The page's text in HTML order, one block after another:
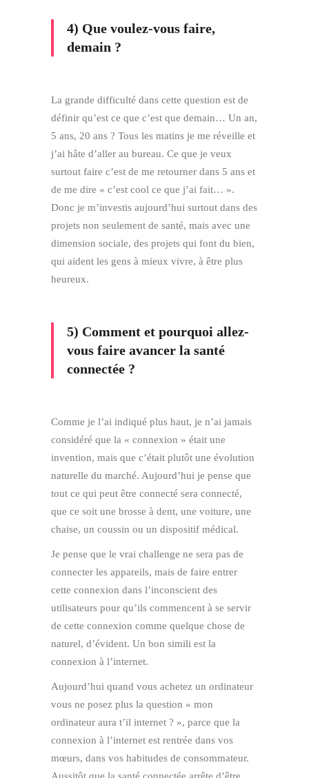
4) Que voulez-vous faire,
demain ?
La grande difficulté dans cette question est de
définir qu’est ce que c’est que demain… Un an,
5 ans, 20 ans ? Tous les matins je me réveille et
j’ai hâte d’aller au bureau. Ce que je veux
surtout faire c’est de me retourner dans 5 ans et
de me dire « c’est cool ce que j’ai fait… ».
Donc je m’investis aujourd’hui surtout dans des
projets non seulement de santé, mais avec une
dimension sociale, des projets qui font du bien,
qui aident les gens à mieux vivre, à être plus
heureux.
5) Comment et pourquoi allez-
vous faire avancer la santé
connectée ?
Comme je l’ai indiqué plus haut, je n’ai jamais
considéré que la « connexion » était une
invention, mais que c’était plutôt une évolution
naturelle du marché. Aujourd’hui je pense que
tout ce qui peut être connecté sera connecté,
que ce soit une brosse à dent, une voiture, une
chaise, un coussin ou un dispositif médical.
Je pense que le vrai challenge ne sera pas de
connecter les appareils, mais de faire entrer
cette connexion dans l’inconscient des
utilisateurs pour qu’ils commencent à se servir
de cette connexion comme quelque chose de
naturel, d’évident. Un bon simili est la
connexion à l’internet.
Aujourd’hui quand vous achetez un ordinateur
vous ne posez plus la question « mon
ordinateur aura t’il internet ? », parce que la
connexion à l’internet est rentrée dans vos
mœurs, dans vos habitudes de consommateur.